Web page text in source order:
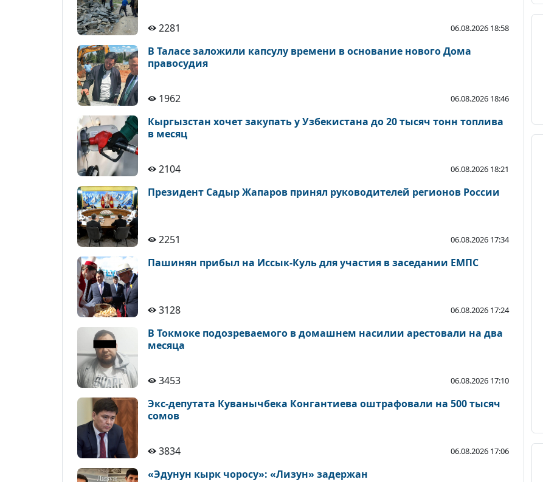
2281 06.08.2026 18:58
В Таласе заложили капсулу времени в основание нового Дома
правосудия
1962 06.08.2026 18:46
Кыргызстан хочет закупать у Узбекистана до 20 тысяч тонн топлива
в месяц
2104 06.08.2026 18:21
Президент Садыр Жапаров принял руководителей регионов России
2251 06.08.2026 17:34
Пашинян прибыл на Иссык-Куль для участия в заседании ЕМПС
3128 06.08.2026 17:24
В Токмоке подозреваемого в домашнем насилии арестовали на два
месяца
3453 06.08.2026 17:10
Экс-депутата Куванычбека Конгантиева оштрафовали на 500 тысяч
сомов
3834 06.08.2026 17:06
«Эдунун кырк чоросу»: «Лизун» задержан